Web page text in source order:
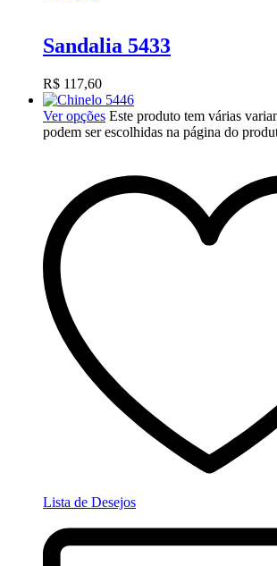
Sandalia 5433
R$ 117,60
Ver opções Este produto tem várias
podem ser escolhidas na página do
Lista de Desejos